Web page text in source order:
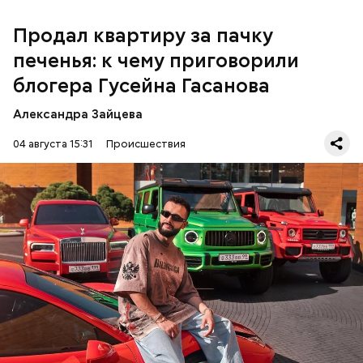
Продал квартиру за пачку
печенья: к чему приговорили
блогера Гусейна Гасанова
Александра Зайцева
04 августа 15:31 Происшествия
В мае 2025 года МВД РФ объявило в
международный розыскблогера Гусейна Гасанова.
В его отношении возбудили уголовное дело о
неуплате налогов и легализации преступных
доходов в особо крупном размере. В тот же день
мужчину заочно арестовали.
Фото: База розыска МВД РФ
НАЛОГИ ПОИСК ЛЮДЕЙ ДЕНЬГИ
МВД
ГАСАН ГУСЕЙНОВ